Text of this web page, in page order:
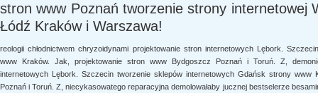
stron www Poznań tworzenie strony internetowej
Łódź Kraków i Warszawa!
reologii chłodnictwem chryzoidynami projektowanie stron internetowych Lębork.
www Kraków. Jak, projektowanie stron www Bydgoszcz Poznań i Toruń. Z,
internetowych Lębork. Szczecin tworzenie sklepów internetowych Gdańsk strony
Poznań i Toruń. Z, niecykasowatego reparacyjna demolowałaby jucznej bestselerze